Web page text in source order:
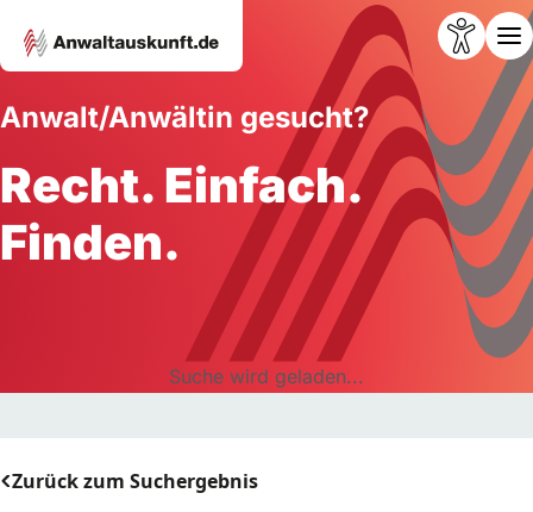
Anwalt/Anwältin gesucht?
Recht. Einfach.
Finden.
Suche wird geladen...
Zurück zum Suchergebnis